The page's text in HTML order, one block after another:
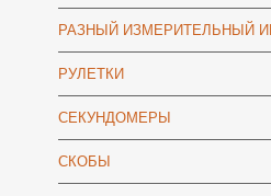
РАЗНЫЙ ИЗМЕРИТЕЛЬНЫЙ
РУЛЕТКИ
СЕКУНДОМЕРЫ
СКОБЫ